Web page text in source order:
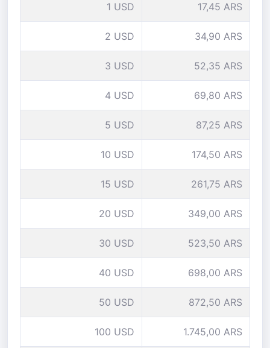
1 USD 17,45 ARS
2 USD 34,90 ARS
3 USD 52,35 ARS
4 USD 69,80 ARS
5 USD 87,25 ARS
10 USD 174,50 ARS
15 USD 261,75 ARS
20 USD 349,00 ARS
30 USD 523,50 ARS
40 USD 698,00 ARS
50 USD 872,50 ARS
100 USD 1.745,00 ARS